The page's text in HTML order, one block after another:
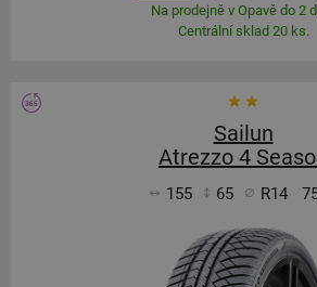
Na prodejně v Opavě do 2
Centrální sklad 20 ks.
Sailun
Atrezzo 4
155 65 R14